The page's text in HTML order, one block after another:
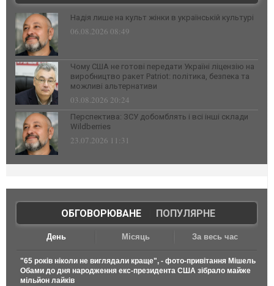
Надія лише на культ жінки в українській культурі
06.08.2026 08:49
Чому США не готові передати Україні ліцензію на
виробництво ракет Patriot: політика, безпека та
можливі альтернативи
03.08.2026 20:24
Перспектива: ЗСУ добомблять і всі інші склади
Wildberries
23.07.2026 11:31
ОБГОВОРЮВАНЕ| ПОПУЛЯРНЕ
День Місяць За весь час
"65 років ніколи не виглядали краще", - фото-привітання Мішель
Обами до дня народження екс-президента США зібрало майже
мільйон лайків